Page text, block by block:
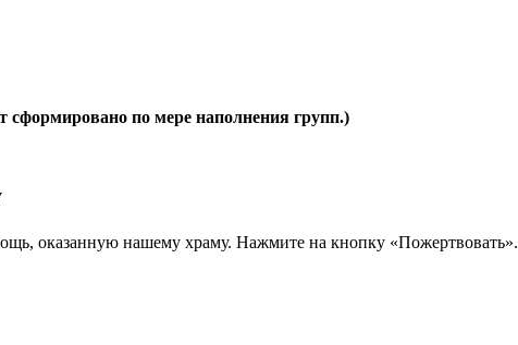
сформировано по мере наполнения групп.)
оказанную нашему храму. Нажмите на кнопку «Пожертвовать».